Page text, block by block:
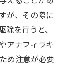
が、その際に
を行うと、
アナフィラキ
め注意が必要